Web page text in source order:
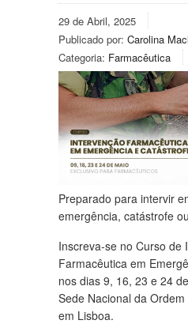
29 de Abril, 2025
Publicado por: Carolina
Categoria: Farmacêutica
Preparado para intervir
emergência, catástrofe
Inscreva-se no Curso de
Farmacêutica em
nos dias 9, 16, 23 e 24
Sede Nacional da
em Lisboa.